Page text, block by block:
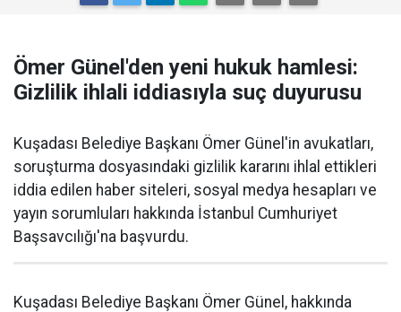
Ömer Günel'den yeni hukuk hamlesi:
Gizlilik ihlali iddiasıyla suç duyurusu
Kuşadası Belediye Başkanı Ömer Günel'in avukatları,
soruşturma dosyasındaki gizlilik kararını ihlal ettikleri
iddia edilen haber siteleri, sosyal medya hesapları ve
yayın sorumluları hakkında İstanbul Cumhuriyet
Başsavcılığı'na başvurdu.
Kuşadası Belediye Başkanı Ömer Günel, hakkında